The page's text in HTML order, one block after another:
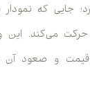
جایی که
حرکت می‌کند.
و صعود آن تا